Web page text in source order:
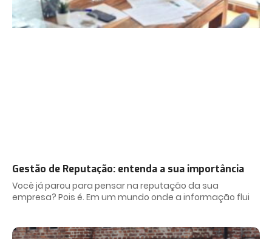
Gestão de Reputação: entenda a sua importância
Você já parou para pensar na reputação da sua
empresa? Pois é. Em um mundo onde a informação flui